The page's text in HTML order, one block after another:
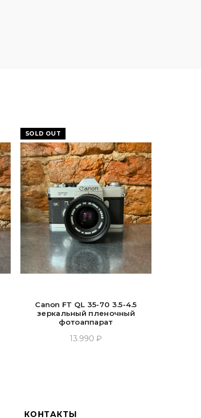
SOLD OUT
Canon FT QL 35-70 3.5-4.5
зеркальный пленочный
фотоаппарат
13.990 ₽
КОНТАКТЫ